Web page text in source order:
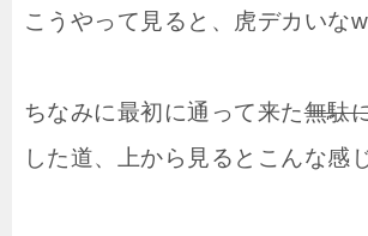
こうやって見ると、虎デカいな
ちなみに最初に通って来た無駄
した道、上から見るとこんな感